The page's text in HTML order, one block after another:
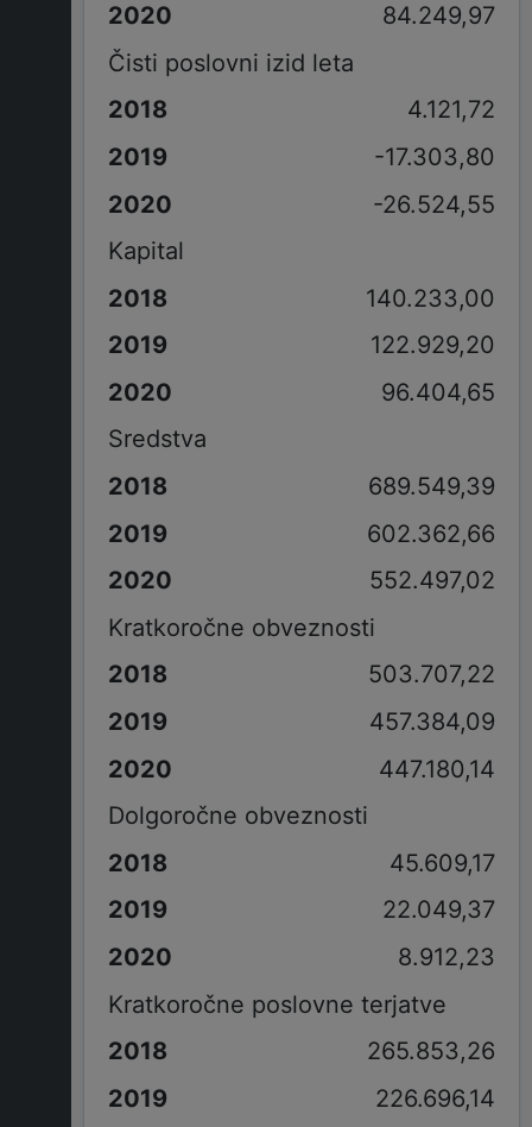
84.249,97
Čisti poslovni izid leta
4.121,72
-17.303,80
-26.524,55
Kapital
140.233,00
122.929,20
96.404,65
Sredstva
689.549,39
602.362,66
552.497,02
Kratkoročne obveznosti
503.707,22
457.384,09
447.180,14
Dolgoročne obveznosti
45.609,17
22.049,37
8.912,23
Kratkoročne poslovne terjatve
265.853,26
226.696,14